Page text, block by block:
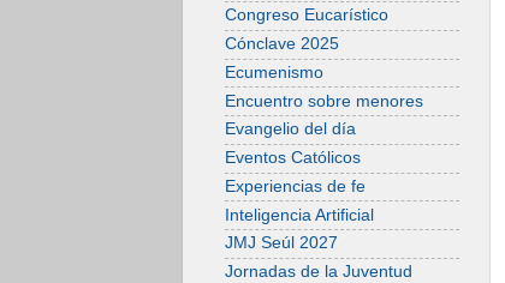
Congreso Eucarístico
Cónclave 2025
Ecumenismo
Encuentro sobre menores
Evangelio del día
Eventos Católicos
Experiencias de fe
Inteligencia Artificial
JMJ Seúl 2027
Jornadas de la Juventud